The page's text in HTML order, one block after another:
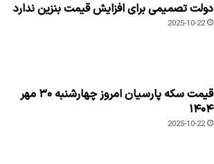
دولت تصمیمی برای افزایش قیمت بنزین ندارد
2025-10-22
قیمت سکه پارسیان امروز چهارشنبه ۳۰ مهر
۱۴۰۴
2025-10-22